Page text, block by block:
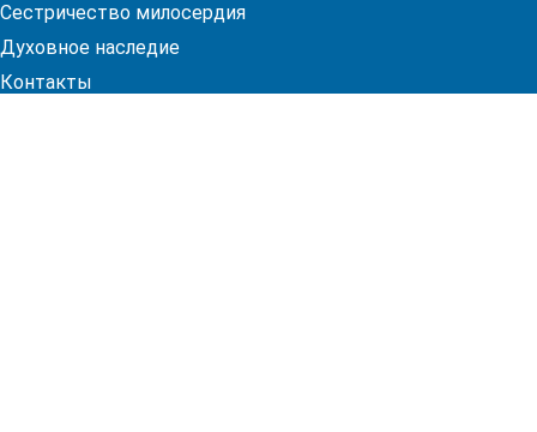
Сестричество милосердия
Духовное наследие
Контакты